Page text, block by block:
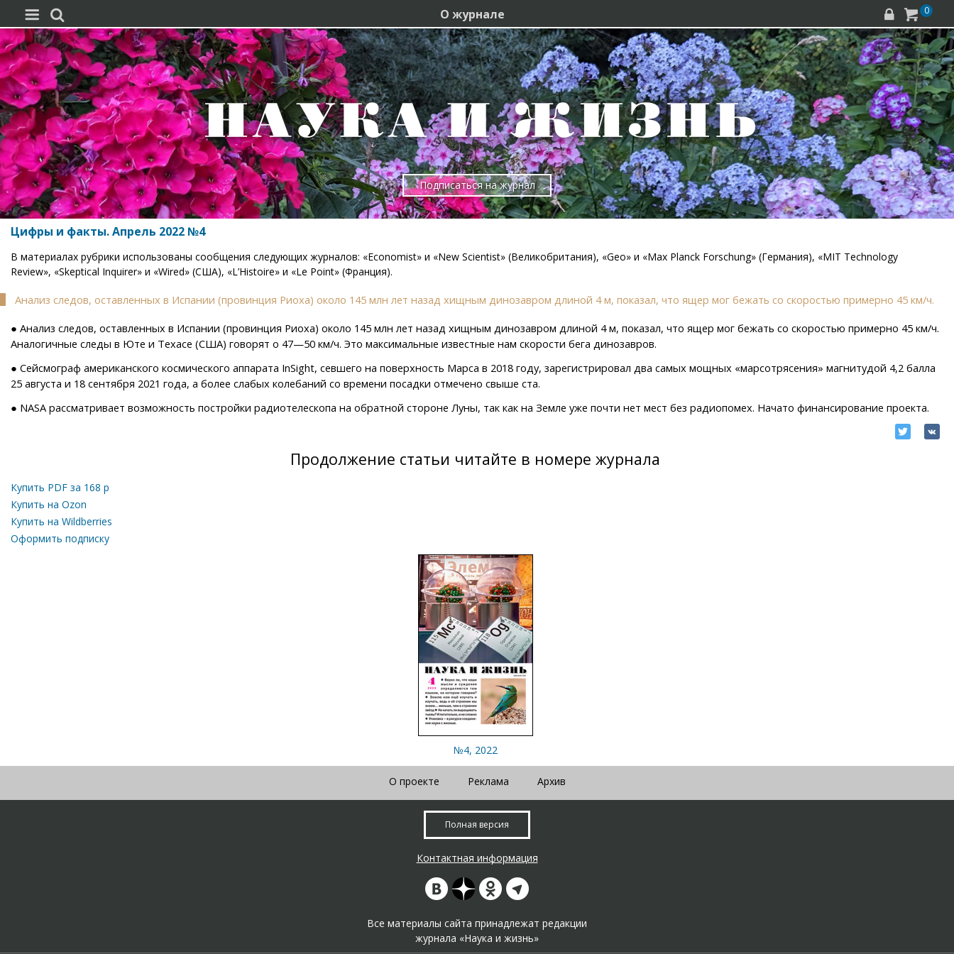
  О журнале   0
Подписаться на журнал
Цифры и факты. Апрель 2022 №4
В материалах рубрики использованы сообщения следующих журналов: «Economist» и «New Scientist» (Великобритания), «Geo» и «Max Planck Forschung» (Германия), «MIT Technology
Review», «Skeptical Inquirer» и «Wired» (США), «L’Histoire» и «Le Point» (Франция).
Анализ следов, оставленных в Испании (провинция Риоха) около 145 млн лет назад хищным динозавром длиной 4 м, показал, что ящер мог бежать со скоростью примерно 45 км/ч.
● Анализ следов, оставленных в Испании (провинция Риоха) около 145 млн лет назад хищным динозавром длиной 4 м, показал, что ящер мог бежать со скоростью примерно 45 км/ч.
Аналогичные следы в Юте и Техасе (США) говорят о 47—50 км/ч. Это максимальные известные нам скорости бега динозавров.
● Сейсмограф американского космического аппарата InSight, севшего на поверхность Марса в 2018 году, зарегистрировал два самых мощных «марсотрясения» магнитудой 4,2 балла
25 августа и 18 сентября 2021 года, а более слабых колебаний со времени посадки отмечено свыше ста.
● NASA рассматривает возможность постройки радиотелескопа на обратной стороне Луны, так как на Земле уже почти нет мест без радиопомех. Начато финансирование проекта.
Продолжение статьи читайте в номере журнала
Купить PDF за 168 р
Купить на Ozon
Купить на Wildberries
Оформить подписку
№4, 2022
О проекте Реклама Архив
Полная версия
Контактная информация
Все материалы сайта принадлежат редакции
журнала «Наука и жизнь»